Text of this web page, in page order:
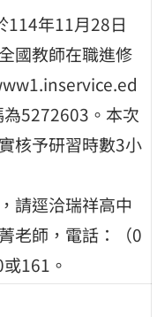
114年11月28日
國教師在職進修
5272603。本次
核予研習時數3小
請逕洽瑞祥高中
老師，電話：（0
161。